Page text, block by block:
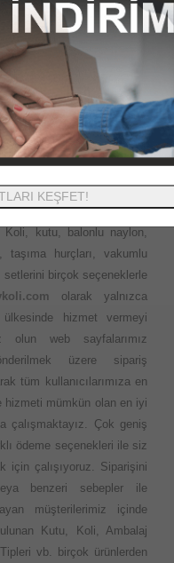
kutu koli ürünleri,
özel ofset baskılı kutular,
sizlere sunuyoruz.
Ofis veya evinizi
ve en iyi fiyatları sizlere
kutu koli balonlu
ile en kısa sürede
esnasında kapı kapı
taşırken bakkal market
kutu ve kolilere ulaşmak
kutu, balonlu naylon,
taşıma hurçları, vakumlu
birçok seçeneklerle
olarak yalnızca
hizmet vermeyi
olun web sayfalarımız
üzere sipariş
tüm kullanıcılarımıza en
hizmeti mümkün olan en iyi
çalışmaktayız. Çok geniş
ödeme seçenekleri ile siz
için çalışıyoruz. Siparişini
benzeri sebepler ile
müşterilerimiz içinde
Kutu, Koli, Ambalaj
vb. birçok ürünlerden
KEŞFET!